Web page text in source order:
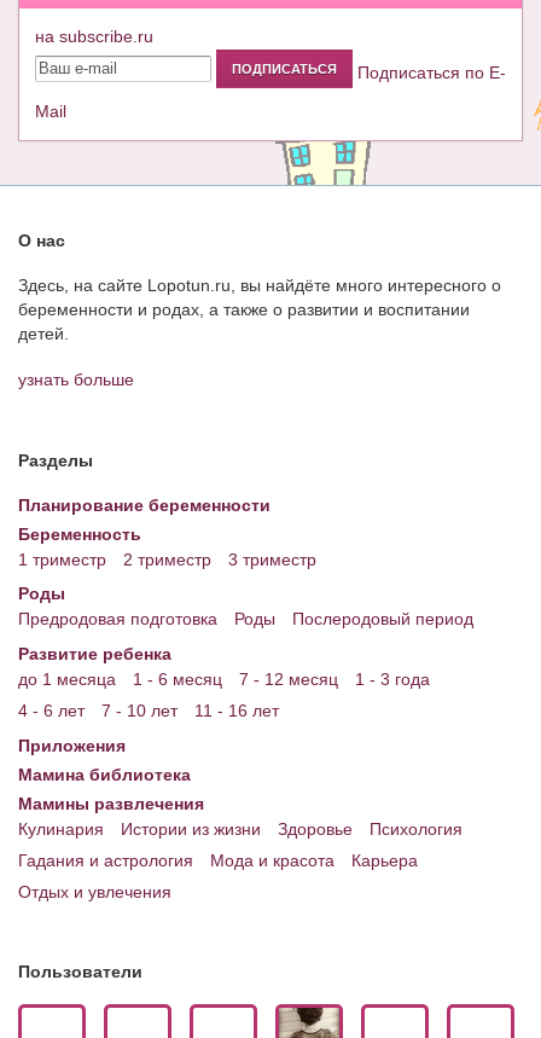
на subscribe.ru
Подписаться по E-
Mail
О нас
Здесь, на сайте Lopotun.ru, вы найдёте много интересного о
беременности и родах, а также о развитии и воспитании
детей.
узнать больше
Разделы
Планирование беременности
Беременность
1 триместр
2 триместр
3 триместр
Роды
Предродовая подготовка
Роды
Послеродовый период
Развитие ребенка
до 1 месяца
1 - 6 месяц 7 - 12 месяц
1 - 3 года
4 - 6 лет
7 - 10 лет
11 - 16 лет
Приложения
Мамина библиотека
Мамины развлечения
Кулинария
Истории из жизни Здоровье
Психология
Гадания и астрология
Мода и красота
Карьера
Отдых и увлечения
Пользователи